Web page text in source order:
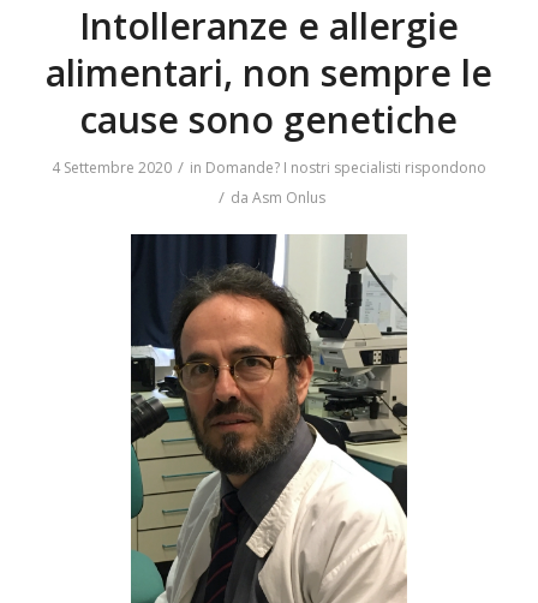
Intolleranze e allergie
alimentari, non sempre le
cause sono genetiche
4 Settembre 2020 / in Domande? I nostri specialisti rispondono
/ da Asm Onlus